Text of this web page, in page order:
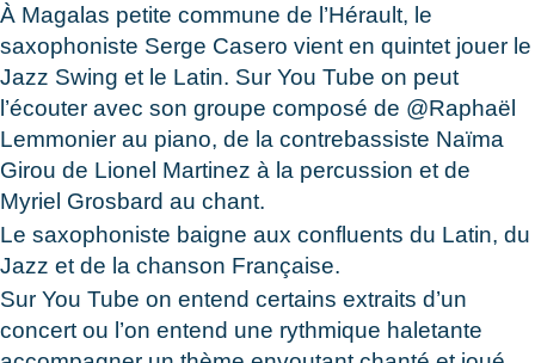
À Magalas petite commune de l’Hérault, le
saxophoniste Serge Casero vient en quintet jouer le
Jazz Swing et le Latin. Sur You Tube on peut
l’écouter avec son groupe composé de @Raphaël
Lemmonier au piano, de la contrebassiste Naïma
Girou de Lionel Martinez à la percussion et de
Myriel Grosbard au chant.
Le saxophoniste baigne aux confluents du Latin, du
Jazz et de la chanson Française.
Sur You Tube on entend certains extraits d’un
concert ou l’on entend une rythmique haletante